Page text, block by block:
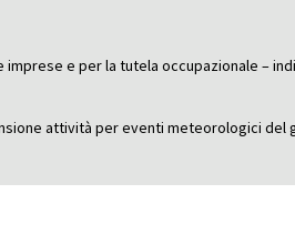
e per la tutela occupazionale –
attività per eventi meteorologici del